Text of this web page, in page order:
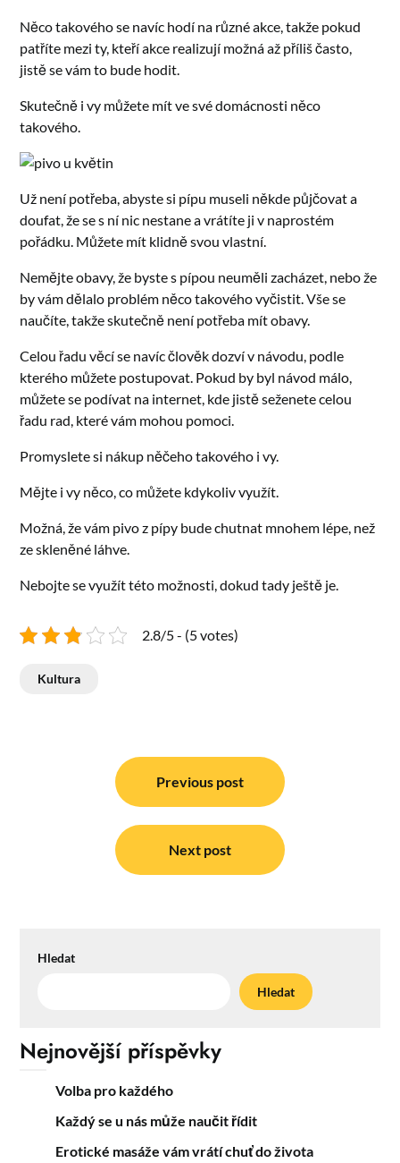
Něco takového se navíc hodí na různé akce, takže pokud
patříte mezi ty, kteří akce realizují možná až příliš často,
jistě se vám to bude hodit.
Skutečně i vy můžete mít ve své domácnosti něco
takového.
Už není potřeba, abyste si pípu museli někde půjčovat a
doufat, že se s ní nic nestane a vrátíte ji v naprostém
pořádku. Můžete mít klidně svou vlastní.
Nemějte obavy, že byste s pípou neuměli zacházet, nebo že
by vám dělalo problém něco takového vyčistit. Vše se
naučíte, takže skutečně není potřeba mít obavy.
Celou řadu věcí se navíc člověk dozví v návodu, podle
kterého můžete postupovat. Pokud by byl návod málo,
můžete se podívat na internet, kde jistě seženete celou
řadu rad, které vám mohou pomoci.
Promyslete si nákup něčeho takového i vy.
Mějte i vy něco, co můžete kdykoliv využít.
Možná, že vám pivo z pípy bude chutnat mnohem lépe, než
ze skleněné láhve.
Nebojte se využít této možnosti, dokud tady ještě je.
2.8/5 - (5 votes)
Kultura
Previous post
Next post
Hledat
Hledat
Nejnovější příspěvky
Volba pro každého
Každý se u nás může naučit řídit
Erotické masáže vám vrátí chuť do života